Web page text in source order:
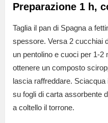
Preparazione 1 h,
Taglia il pan di Spagna a
spessore. Versa 2 cucchiai
un pentolino e cuoci per 1-2
ottenere un composto
lascia raffreddare.
su fogli di carta assorbente
a coltello il torrone.